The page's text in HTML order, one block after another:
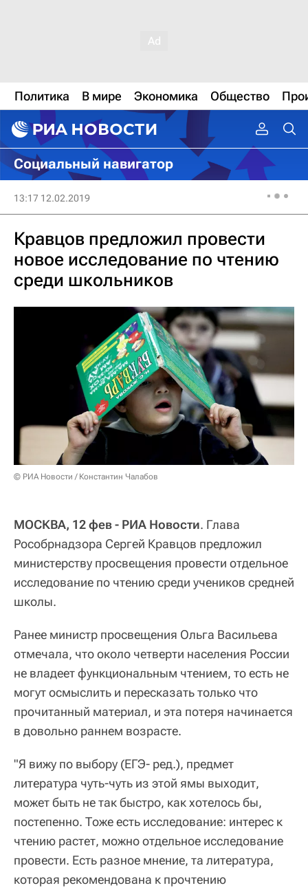
Политика В мире Экономика Общество
Социальный навигатор
13:17 12.02.2019
Кравцов предложил провести
новое исследование по чтению
среди школьников
© РИА Новости / Константин Чалабов
МОСКВА, 12 фев - РИА Новости. Глава
Рособрнадзора Сергей Кравцов предложил
министерству просвещения провести отдельное
исследование по чтению среди учеников средней
школы.
Ранее министр просвещения Ольга Васильева
отмечала, что около четверти населения России
не владеет функциональным чтением, то есть не
могут осмыслить и пересказать только что
прочитанный материал, и эта потеря начинается
в довольно раннем возрасте.
"Я вижу по выбору (ЕГЭ- ред.), предмет
литература чуть-чуть из этой ямы выходит,
может быть не так быстро, как хотелось бы,
постепенно. Тоже есть исследование: интерес к
чтению растет, можно отдельное исследование
провести. Есть разное мнение, та литература,
которая рекомендована к прочтению